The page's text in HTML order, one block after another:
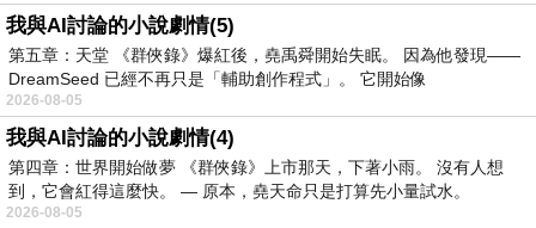
我與AI討論的小說劇情(5)
第五章：天堂 《群俠錄》爆紅後，堯禹舜開始失眠。 因為他發現——
DreamSeed 已經不再只是「輔助創作程式」。 它開始像
2026-08-05
我與AI討論的小說劇情(4)
第四章：世界開始做夢 《群俠錄》上市那天，下著小雨。 沒有人想
到，它會紅得這麼快。 — 原本，堯天命只是打算先小量試水。
2026-08-05